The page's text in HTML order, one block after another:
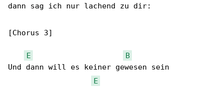
dann sag ich nur lachend zu dir:
[Chorus 3]
E
B
Und dann will es keiner gewesen sein
E